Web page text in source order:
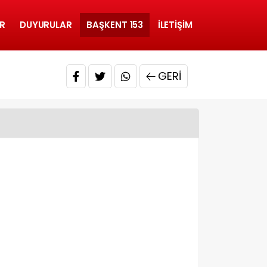
DUYURULAR BAŞKENT 153 İLETIŞIM
GERI